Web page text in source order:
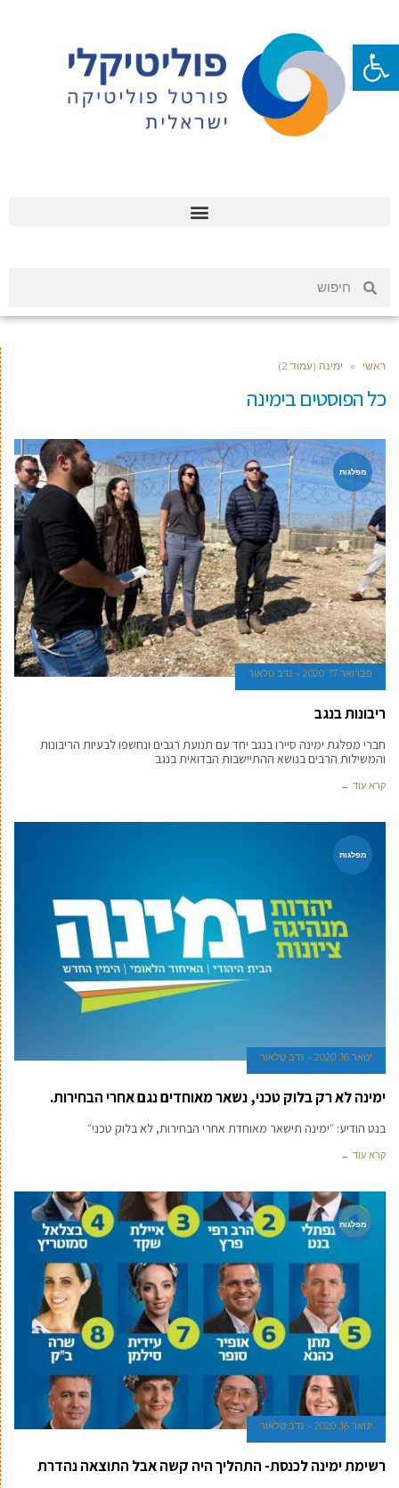
ראשי » ימינה (עמוד 2)
כל הפוסטים בימינה
מפלגות
פברואר 17, 2020 נדב טלאור
ריבונות בנגב
חברי מפלגת ימינה סיירו בנגב יחד עם תנועת רגבים ונחשפו לבעיות הריבונות
והמשילות הרבים בנושא ההתיישבות הבדואית בנגב
קרא עוד ←
מפלגות
ינואר 16, 2020 נדב טלאור
ימינה לא רק בלוק טכני, נשאר מאוחדים נגם אחרי הבחירות.
בנט הודיע: ״ימינה תישאר מאוחדת אחרי הבחירות, לא בלוק טכני״
קרא עוד ←
מפלגות
ינואר 16, 2020 נדב טלאור
רשימת ימינה לכנסת- התהליך היה קשה אבל התוצאה נהדרת
פתח סרגל נגישות